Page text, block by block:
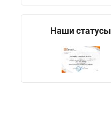
Наши статусы